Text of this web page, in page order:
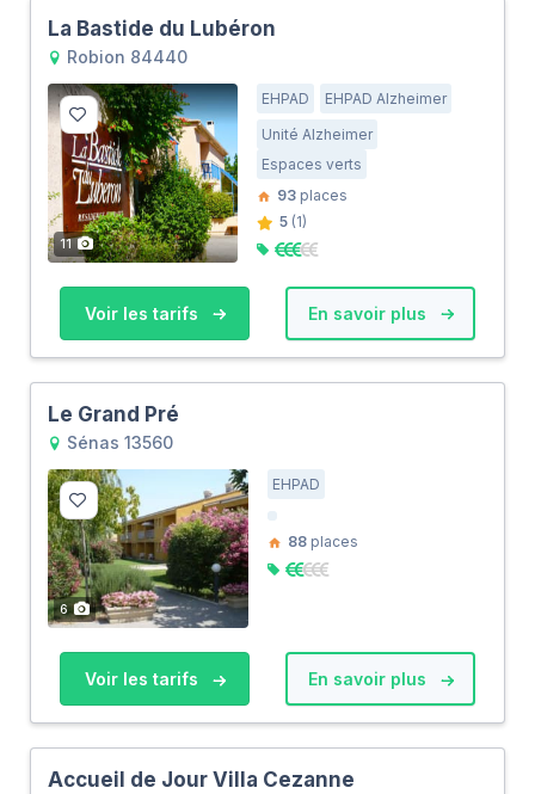
La Bastide du Lubéron
Robion 84440
11
EHPAD
EHPAD Alzheimer
Unité Alzheimer
Espaces verts
93 places
5 (1)
Voir les tarifs En savoir plus
Le Grand Pré
Sénas 13560
6
EHPAD
88 places
Voir les tarifs En savoir plus
Accueil de Jour Villa Cezanne